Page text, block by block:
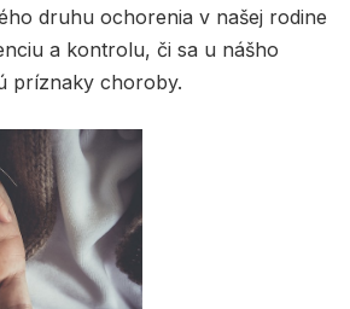
druhu ochorenia v našej rodine
a kontrolu, či sa u nášho
príznaky choroby.